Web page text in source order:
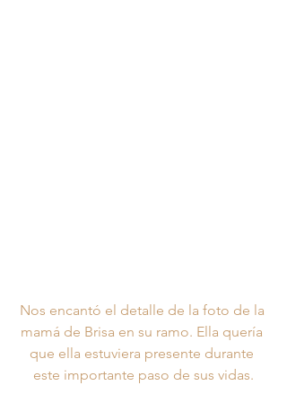
Nos encantó el detalle de la foto de la
mamá de Brisa en su ramo. Ella quería
que ella estuviera presente durante
este importante paso de sus vidas.